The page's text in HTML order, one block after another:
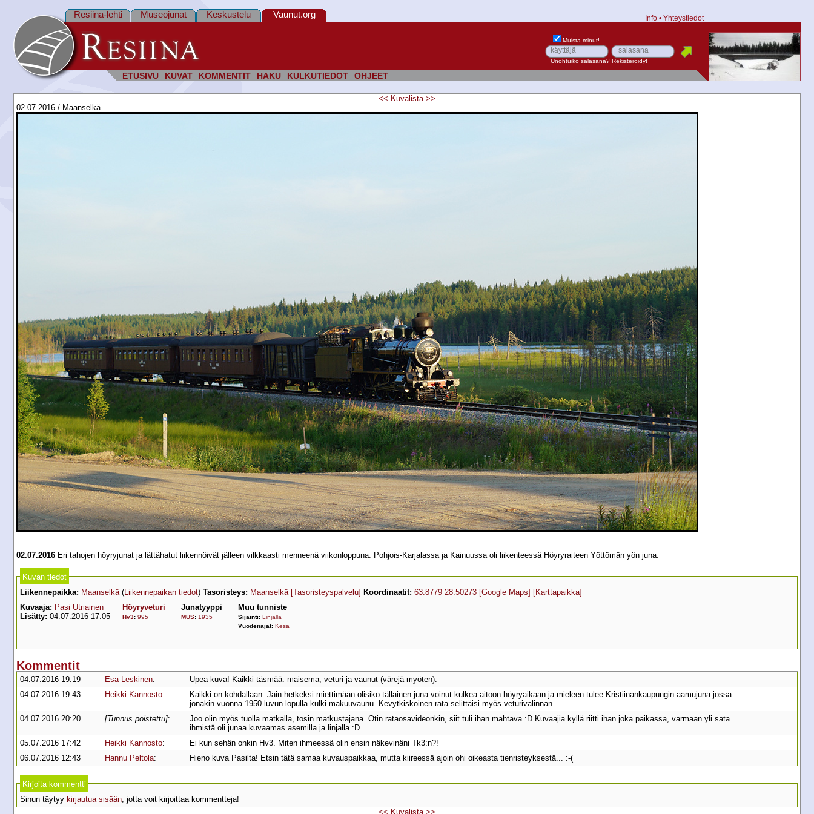
ETUSIVU KUVAT KOMMENTIT HAKU KULKUTIEDOT OHJEET
Resiina-lehti Museojunat Keskustelu Vaunut.org Info • Yhteystiedot
Muista minut!
Unohtuiko salasana? Rekisteröidy!
<< Kuvalista >>
02.07.2016 / Maanselkä
02.07.2016 Eri tahojen höyryjunat ja lättähatut liikennöivät jälleen vilkkaasti menneenä viikonloppuna. Pohjois-Karjalassa ja Kainuussa oli liikenteessä Höyryraiteen Yöttömän yön juna.
Kuvan tiedot
Liikennepaikka: Maanselkä(Liikennepaikan tiedot) Tasoristeys: Maanselkä [Tasoristeyspalvelu] Koordinaatit: 63.8779 28.50273 [Google Maps] [Karttapaikka]
Kuvaaja: Pasi Utriainen
Lisätty: 04.07.2016 17:05
Höyryveturi
Hv3: 995
Junatyyppi
MUS: 1935
Muu tunniste
Sijainti: Linjalla
Vuodenajat: Kesä
Kommentit
04.07.2016 19:19 Esa Leskinen:
Upea kuva! Kaikki täsmää: maisema, veturi ja vaunut (värejä myöten).
04.07.2016 19:43
Heikki Kannosto:
Kaikki on kohdallaan. Jäin hetkeksi miettimään olisiko tällainen juna voinut kulkea aitoon höyryaikaan ja mieleen tulee Kristiinankaupungin aamujuna jossa
jonakin vuonna 1950-luvun lopulla kulki makuuvaunu. Kevytkiskoinen rata selittäisi myös veturivalinnan.
04.07.2016 20:20
[Tunnus poistettu]:
Joo olin myös tuolla matkalla, tosin matkustajana. Otin rataosavideonkin, siit tuli ihan mahtava :D Kuvaajia kyllä riitti ihan joka paikassa, varmaan yli sata
ihmistä oli junaa kuvaamas asemilla ja linjalla :D
05.07.2016 17:42
Heikki Kannosto:
Ei kun sehän onkin Hv3. Miten ihmeessä olin ensin näkevinäni Tk3:n?!
06.07.2016 12:43
Hannu Peltola: Hieno kuva Pasilta! Etsin tätä samaa kuvauspaikkaa, mutta kiireessä ajoin ohi oikeasta tienristeyksestä... :-(
Kirjoita kommentti
Sinun täytyy kirjautua sisään, jotta voit kirjoittaa kommentteja!
<< Kuvalista >>